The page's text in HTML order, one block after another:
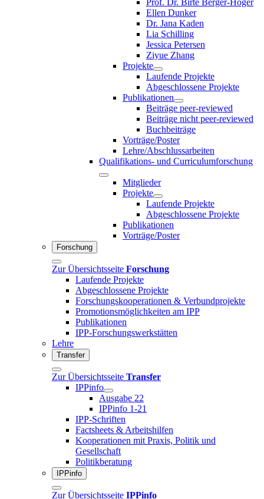
Ellen Dunker
Dr. Jana Kaden
Lia Schilling
Jessica Petersen
Ziyue Zhang
Projekte
Laufende Projekte
Abgeschlossene Projekte
Publikationen
Beiträge peer-reviewed
Beiträge nicht peer-reviewed
Buchbeiträge
Vorträge/Poster
Lehre/Abschlussarbeiten
Qualifikations- und Curriculumforschung
Mitglieder
Projekte
Laufende Projekte
Abgeschlossene Projekte
Publikationen
Vorträge/Poster
Forschung
Zur Übersichtsseite Forschung
Laufende Projekte
Abgeschlossene Projekte
Forschungskooperationen & Verbundprojekte
Promotionsmöglichkeiten am IPP
Publikationen
IPP-Forschungswerkstätten
Lehre
Transfer
Zur Übersichtsseite Transfer
IPPinfo
Ausgabe 22
IPPinfo 1-21
IPP-Schriften
Factsheets & Arbeitshilfen
Kooperationen mit Praxis, Politik und
Gesellschaft
Politikberatung
IPPinfo
Zur Übersichtsseite IPPinfo